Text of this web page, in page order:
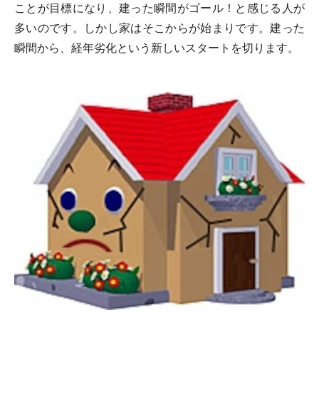
ことが目標になり、建った瞬間がゴール！と感じる人が
多いのです。しかし家はそこからが始まりです。建った
瞬間から、経年劣化という新しいスタートを切ります。